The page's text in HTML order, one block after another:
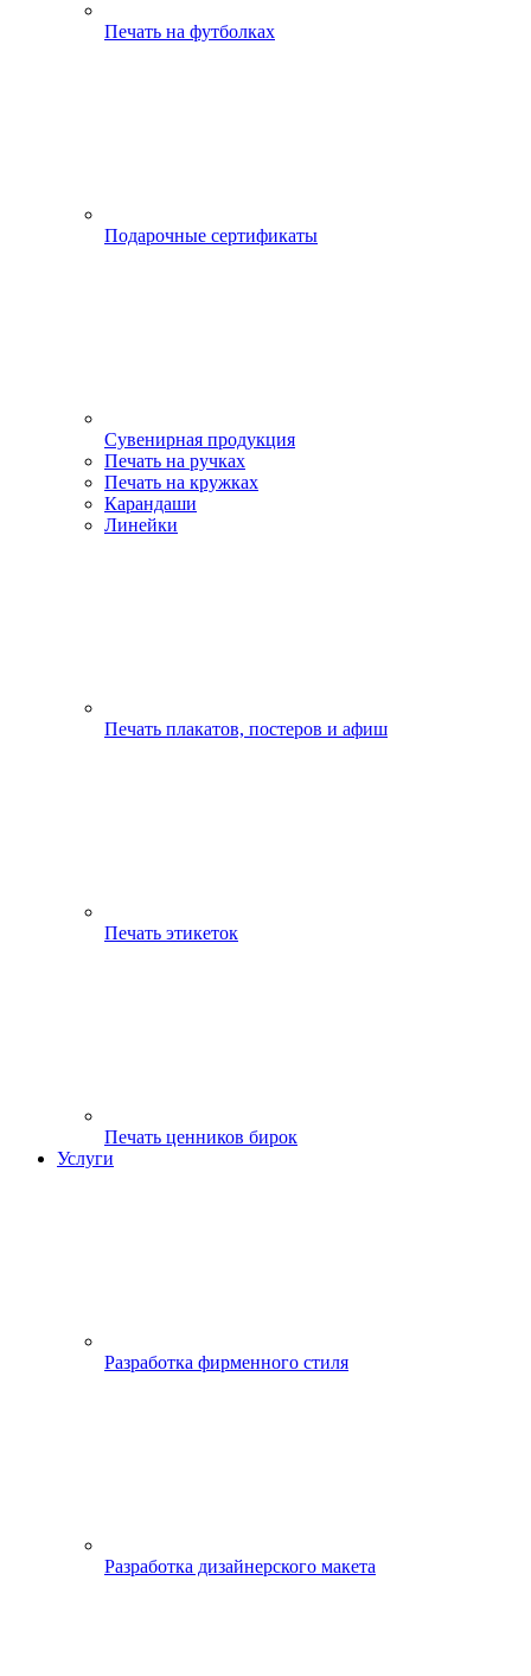
Печать на футболках
Подарочные сертификаты
Сувенирная продукция
Печать на ручках
Печать на кружках
Карандаши
Линейки
Печать плакатов, постеров и афиш
Печать этикеток
Печать ценников бирок
Услуги
Разработка фирменного стиля
Разработка дизайнерского макета